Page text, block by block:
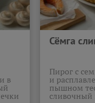
в
Сёмга
Пирог с
и
пышном
сливочный